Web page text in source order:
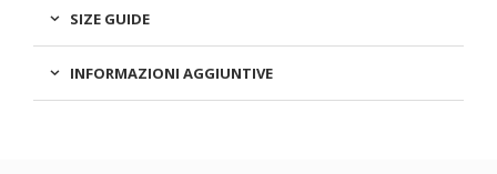
SIZE GUIDE
INFORMAZIONI AGGIUNTIVE